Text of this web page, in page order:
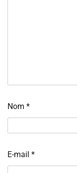
Nom *
E-mail *